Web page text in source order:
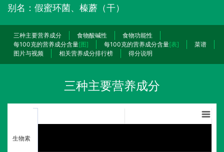
别名：假蜜环菌、榛蘑（干）
三种主要营养成分 食物酸碱性
食物功能性
每100克的营养成分含量[图] 每100克的营养成分含量[表]
菜谱
图片与视频
相关营养成分排行榜 得分说明
三种主要营养成分
生物素